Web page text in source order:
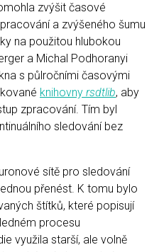
zvýšit časové
a zvýšeného šumu
na použitou hlubokou
a Michal Podhoranyi
s půlročními časovými
knihovny rsdtlib, aby
zpracování. Tím byl
sledování bez
sítě pro sledování
přenést. K tomu bylo
štítků, které popisují
procesu
využila starší, ale volně